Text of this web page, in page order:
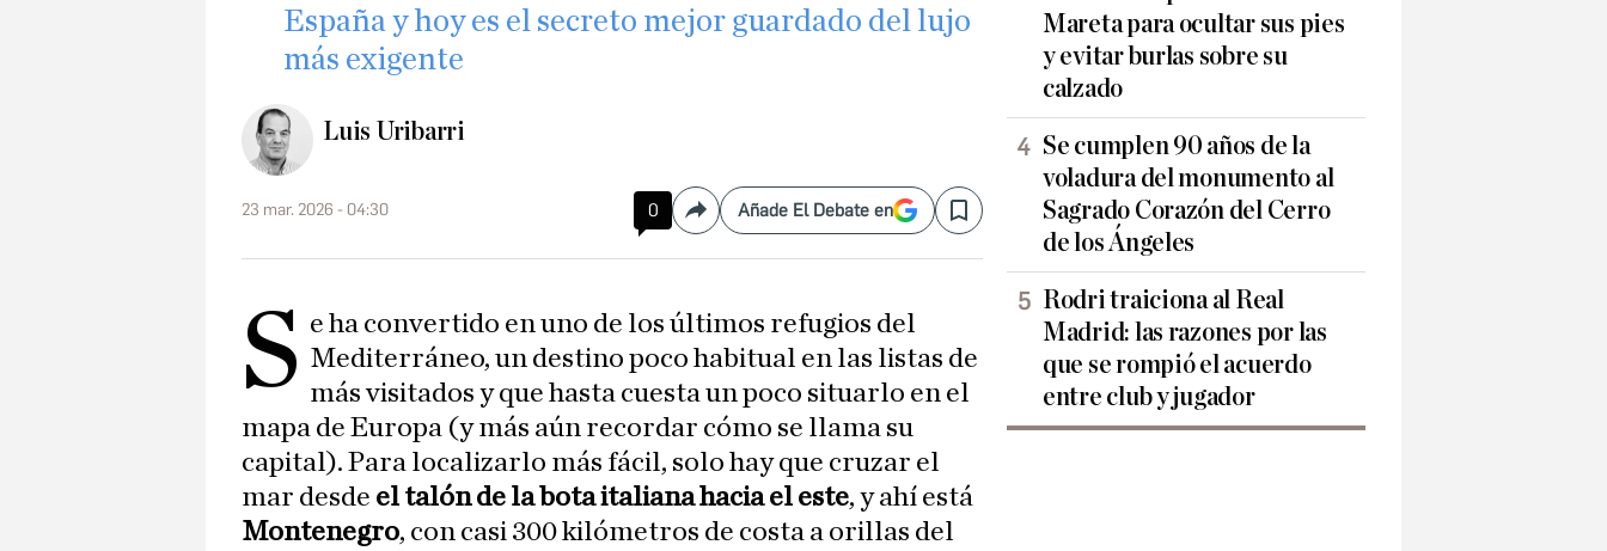
España y hoy es el secreto mejor guardado del lujo
más exigente
Luis Uribarri
23 mar. 2026 - 04:30 0 CompartirAñade El Debate en Save
S e ha convertido en uno de los últimos refugios del
Mediterráneo, un destino poco habitual en las listas de
más visitados y que hasta cuesta un poco situarlo en el
mapa de Europa (y más aún recordar cómo se llama su
capital). Para localizarlo más fácil, solo hay que cruzar el
mar desde el talón de la bota italiana hacia el este, y ahí está
Montenegro, con casi 300 kilómetros de costa a orillas del
Mareta para ocultar sus pies
y evitar burlas sobre su
calzado
Se cumplen 90 años de la
voladura del monumento al
Sagrado Corazón del Cerro
de los Ángeles
Rodri traiciona al Real
Madrid: las razones por las
que se rompió el acuerdo
entre club y jugador